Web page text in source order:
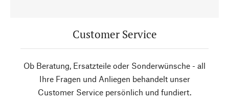
Customer Service
Ob Beratung, Ersatzteile oder Sonderwünsche - all
Ihre Fragen und Anliegen behandelt unser
Customer Service persönlich und fundiert.